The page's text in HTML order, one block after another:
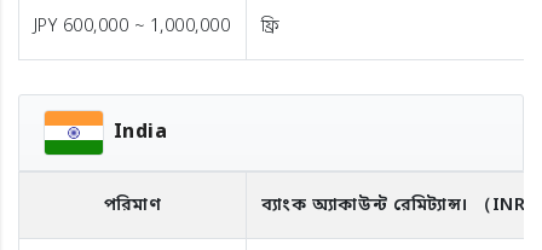
JPY 600,000 ~ 1,000,000 ফ্রি
India
পরিমাণ ব্যাংক অ্যাকাউন্ট রেমিট্যান্স। （INR）